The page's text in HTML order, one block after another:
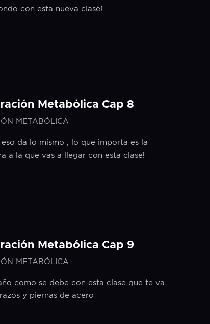
con esta nueva clase!
Metabólica Cap 8
METABÓLICA
da lo mismo , lo que importa es la
a la que vas a llegar con esta clase!
Metabólica Cap 9
METABÓLICA
como se debe con esta clase que te va
y piernas de acero